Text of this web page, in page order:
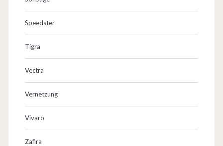
Speedster
Tigra
Vectra
Vernetzung
Vivaro
Zafira